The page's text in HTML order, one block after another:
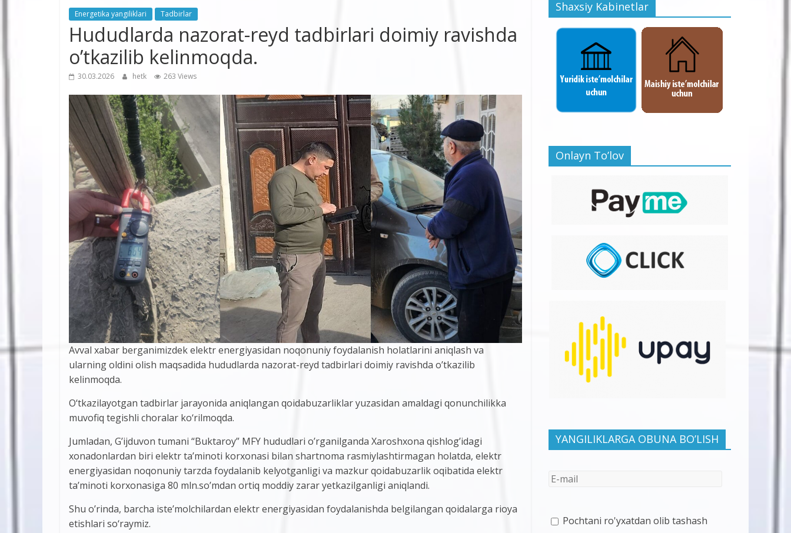
Energetika yangiliklari Tadbirlar
Hududlarda nazorat-reyd tadbirlari doimiy ravishda
o’tkazilib kelinmoqda.
30.03.2026 hetk 263 Views
Avval xabar berganimizdek elektr energiyasidan noqonuniy foydalanish holatlarini aniqlash va
ularning oldini olish maqsadida hududlarda nazorat-reyd tadbirlari doimiy ravishda o’tkazilib
kelinmoqda.
O‘tkazilayotgan tadbirlar jarayonida aniqlangan qoidabuzarliklar yuzasidan amaldagi qonunchilikka
muvofiq tegishli choralar ko‘rilmoqda.
Jumladan, G’ijduvon tumani “Buktaroy” MFY hududlari o’rganilganda Xaroshxona qishlog’idagi
xonadonlardan biri elektr ta’minoti korxonasi bilan shartnoma rasmiylashtirmagan holatda, elektr
energiyasidan noqonuniy tarzda foydalanib kelyotganligi va mazkur qoidabuzarlik oqibatida elektr
ta’minoti korxonasiga 80 mln.so’mdan ortiq moddiy zarar yetkazilganligi aniqlandi.
Shu o’rinda, barcha iste’molchilardan elektr energiyasidan foydalanishda belgilangan qoidalarga rioya
etishlari so‘raymiz.
Shaxsiy Kabinetlar
Onlayn To’lov
YANGILIKLARGA OBUNA BO’LISH
Pochtani ro'yxatdan olib tashash